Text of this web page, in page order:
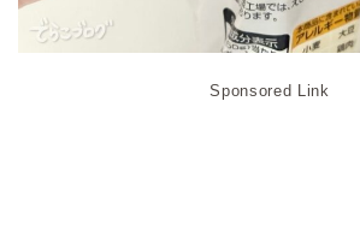
Sponsored Link